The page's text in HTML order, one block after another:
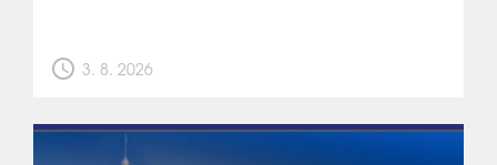
schedule 3. 8. 2026